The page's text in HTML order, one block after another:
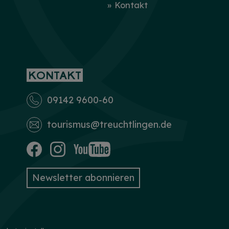
Kontakt
KONTAKT
09142 9600-60
tourismus­@treuchtlingen.de
Newsletter abonnieren